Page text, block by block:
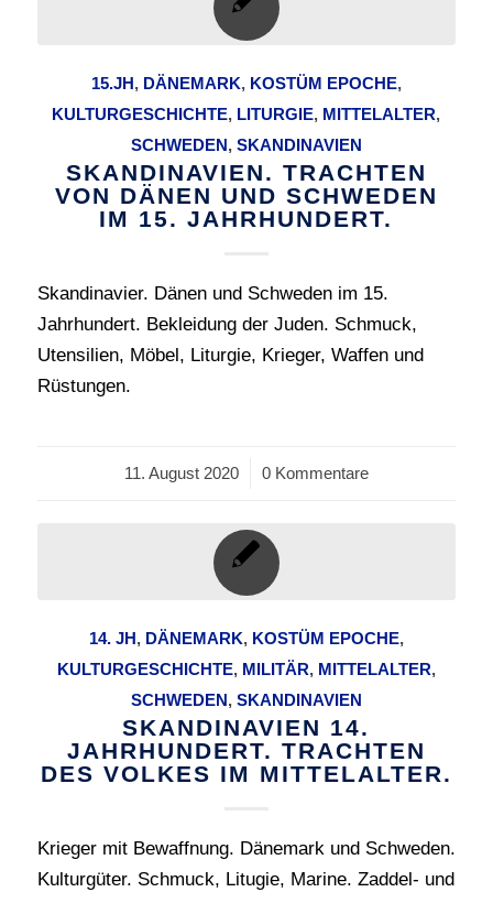
15.JH, DÄNEMARK, KOSTÜM EPOCHE,
KULTURGESCHICHTE, LITURGIE, MITTELALTER,
SCHWEDEN, SKANDINAVIEN
SKANDINAVIEN. TRACHTEN
VON DÄNEN UND SCHWEDEN
IM 15. JAHRHUNDERT.
Skandinavier. Dänen und Schweden im 15.
Jahrhundert. Bekleidung der Juden. Schmuck,
Utensilien, Möbel, Liturgie, Krieger, Waffen und
Rüstungen.
11. August 2020
/ 0 Kommentare
14. JH, DÄNEMARK, KOSTÜM EPOCHE,
KULTURGESCHICHTE, MILITÄR, MITTELALTER,
SCHWEDEN, SKANDINAVIEN
SKANDINAVIEN 14.
JAHRHUNDERT. TRACHTEN
DES VOLKES IM MITTELALTER.
Krieger mit Bewaffnung. Dänemark und Schweden.
Kulturgüter. Schmuck, Litugie, Marine. Zaddel- und